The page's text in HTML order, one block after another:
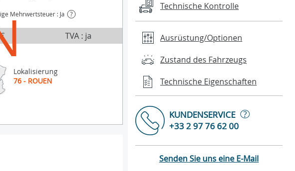
Mehrwertsteuer : Ja ?
TVA : ja
Lokalisierung
76 - ROUEN
Technische Kontrolle
Ausrüstung/Optionen
Zustand des Fahrzeugs
Technische Eigenschaften
KUNDENSERVICE
?
+33 2 97 76 62 00
Senden Sie uns eine E-Mail